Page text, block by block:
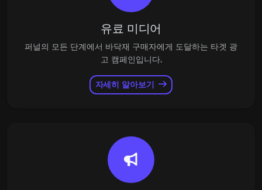
유료 미디어
퍼널의 모든 단계에서 바닥재 구매자에게 도달하는 타겟 광
고 캠페인입니다.
자세히 알아보기